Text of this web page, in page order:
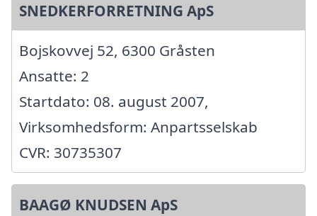
SNEDKERFORRETNING ApS
Bojskovvej 52, 6300 Gråsten
Ansatte: 2
Startdato: 08. august 2007,
Virksomhedsform: Anpartsselskab
CVR: 30735307
BAAGØ KNUDSEN ApS